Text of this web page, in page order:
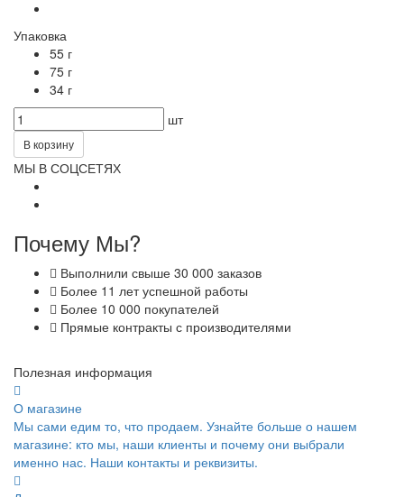
Упаковка
55 г
75 г
34 г
шт
В корзину
МЫ В СОЦСЕТЯХ
Почему Мы?
Выполнили свыше 30 000 заказов
Более 11 лет успешной работы
Более 10 000 покупателей
Прямые контракты с производителями
Полезная информация
О магазине
Мы сами едим то, что продаем. Узнайте больше о нашем
магазине: кто мы, наши клиенты и почему они выбрали
именно нас. Наши контакты и реквизиты.